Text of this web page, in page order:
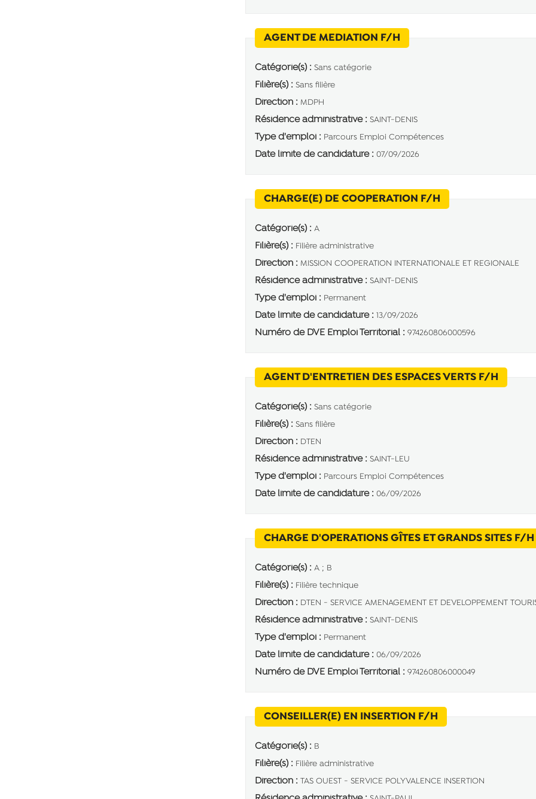
AGENT DE MEDIATION F/H(Nouvelle fenêtre)
Catégorie(s) : Sans catégorie
Filière(s) : Sans filière
Direction : MDPH
Résidence administrative : SAINT-DENIS
Type d'emploi : Parcours Emploi Compétences
Date limite de candidature : 07/09/2026
CHARGE(E) DE COOPERATION F/H(Nouvelle fenêtre)
Catégorie(s) : A
Filière(s) : Filière administrative
Direction : MISSION COOPERATION INTERNATIONALE ET REGIONALE
Résidence administrative : SAINT-DENIS
Type d'emploi : Permanent
Date limite de candidature : 13/09/2026
Numéro de DVE Emploi Territorial : 974260806000596
AGENT D'ENTRETIEN DES ESPACES VERTS F/H
Catégorie(s) : Sans catégorie
Filière(s) : Sans filière
Direction : DTEN
Résidence administrative : SAINT-LEU
Type d'emploi : Parcours Emploi Compétences
Date limite de candidature : 06/09/2026
CHARGE D'OPERATIONS GÎTES ET GRANDS SITES F/H
Catégorie(s) : A ; B
Filière(s) : Filière technique
Direction : DTEN - SERVICE AMENAGEMENT ET DEVELOPPEMENT
Résidence administrative : SAINT-DENIS
Type d'emploi : Permanent
Date limite de candidature : 06/09/2026
Numéro de DVE Emploi Territorial : 974260806000049
CONSEILLER(E) EN INSERTION F/H(Nouvelle fenêtre)
Catégorie(s) : B
Filière(s) : Filière administrative
Direction : TAS OUEST - SERVICE POLYVALENCE INSERTION